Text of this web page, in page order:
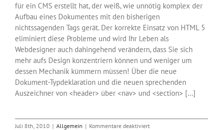
für ein CMS erstellt hat, der weiß, wie unnötig komplex der
Aufbau eines Dokumentes mit den bisherigen
nichtssagenden Tags gerät. Der korrekte Einsatz von HTML 5
eliminiert diese Probleme und wird Ihr Leben als
Webdesigner auch dahingehend verändern, dass Sie sich
mehr aufs Design konzentriern können und weniger um
dessen Mechanik kümmern müssen! Über die neue
Dokument-Typdeklaration und die neuen sprechenden
Auszeichner von <header> über <nav> und <section> [...]
Juli 8th, 2010 | Allgemein | Kommentare deaktiviertfür